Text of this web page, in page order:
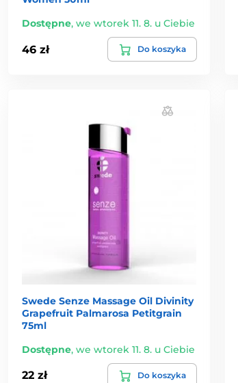
Dostępne, we wtorek 11. 8. u Ciebie
46 zł Do koszyka
Swede Senze Massage Oil Divinity
Grapefruit Palmarosa Petitgrain
75ml
Dostępne, we wtorek 11. 8. u Ciebie
22 zł Do koszyka